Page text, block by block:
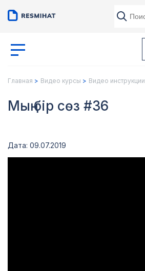
Главная Видео курсы Видео инструкции
Мың бір сөз #36
Дата: 09.07.2019